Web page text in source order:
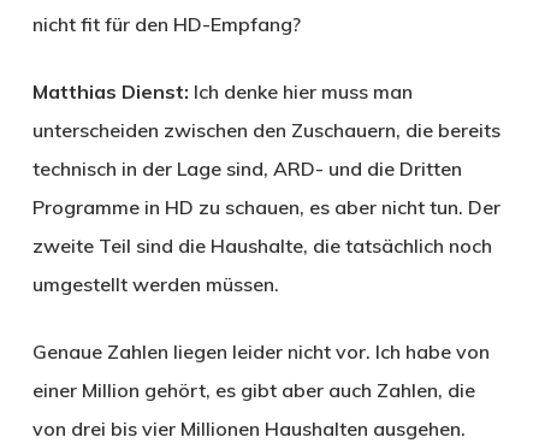
nicht fit für den HD-Empfang?
Matthias Dienst: Ich denke hier muss man
unterscheiden zwischen den Zuschauern, die bereits
technisch in der Lage sind, ARD- und die Dritten
Programme in HD zu schauen, es aber nicht tun. Der
zweite Teil sind die Haushalte, die tatsächlich noch
umgestellt werden müssen.
Genaue Zahlen liegen leider nicht vor. Ich habe von
einer Million gehört, es gibt aber auch Zahlen, die
von drei bis vier Millionen Haushalten ausgehen.